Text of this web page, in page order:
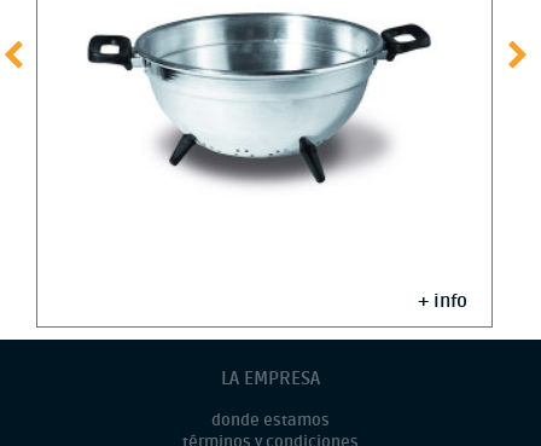
+ info
LA EMPRESA
donde estamos
términos y condiciones